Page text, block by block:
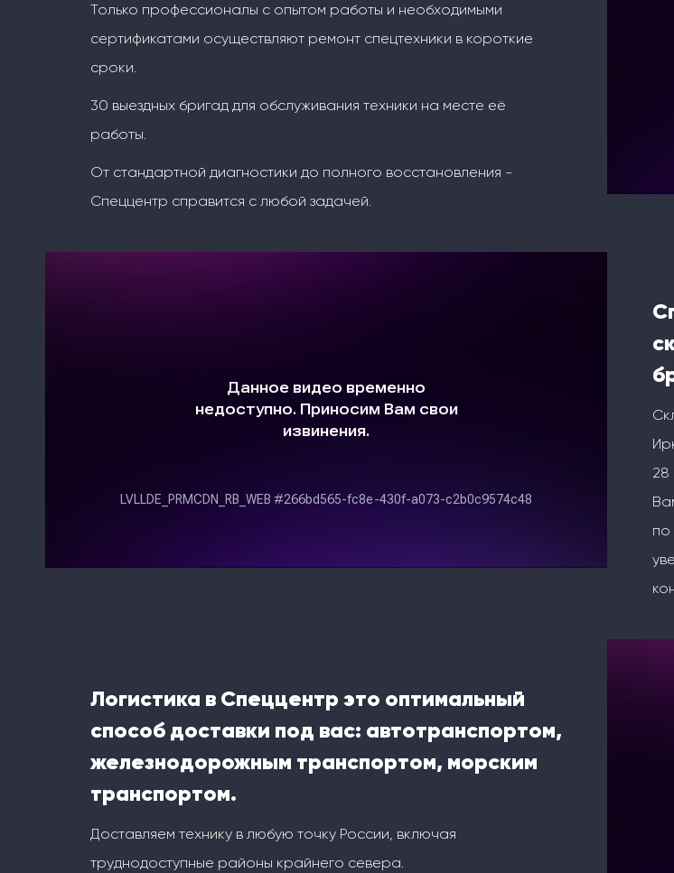
Только профессионалы с опытом работы и необходимыми
сертификатами осуществляют ремонт спецтехники в короткие
сроки.
30 выездных бригад для обслуживания техники на месте её
работы.
От стандартной диагностики до полного восстановления -
Спеццентр справится с любой задачей.
28
по
Логистика в Спеццентр это оптимальный
способ доставки под вас: автотранспортом,
железнодорожным транспортом, морским
транспортом.
Доставляем технику в любую точку России, включая
труднодоступные районы крайнего севера.